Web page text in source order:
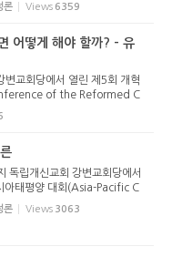
에 이른 것이 아니라 총회 임원
론 Views 6359
어떻게 해야 할까? - 유
교회당에서 열린 제5회 개혁
of the Reformed C
있었던 공개강연에서 발표된
독립개신교회 강변교회당에서
아태평양 대회(Asia-Pacific C
약칭 AP-CRC, 주
개강연에서 발표된 덕 반 가더
론 Views 3063